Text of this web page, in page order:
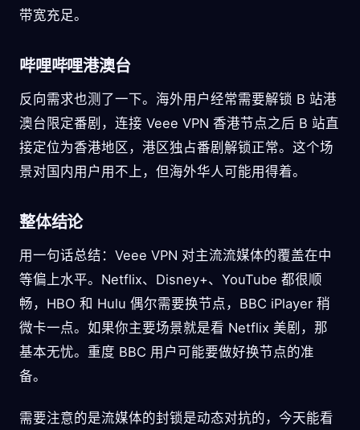
带宽充足。
哔哩哔哩港澳台
反向需求也测了一下。海外用户经常需要解锁 B 站港
澳台限定番剧，连接 Veee VPN 香港节点之后 B 站直
接定位为香港地区，港区独占番剧解锁正常。这个场
景对国内用户用不上，但海外华人可能用得着。
整体结论
用一句话总结：Veee VPN 对主流流媒体的覆盖在中
等偏上水平。Netflix、Disney+、YouTube 都很顺
畅，HBO 和 Hulu 偶尔需要换节点，BBC iPlayer 稍
微卡一点。如果你主要场景就是看 Netflix 美剧，那
基本无忧。重度 BBC 用户可能要做好换节点的准
备。
需要注意的是流媒体的封锁是动态对抗的，今天能看